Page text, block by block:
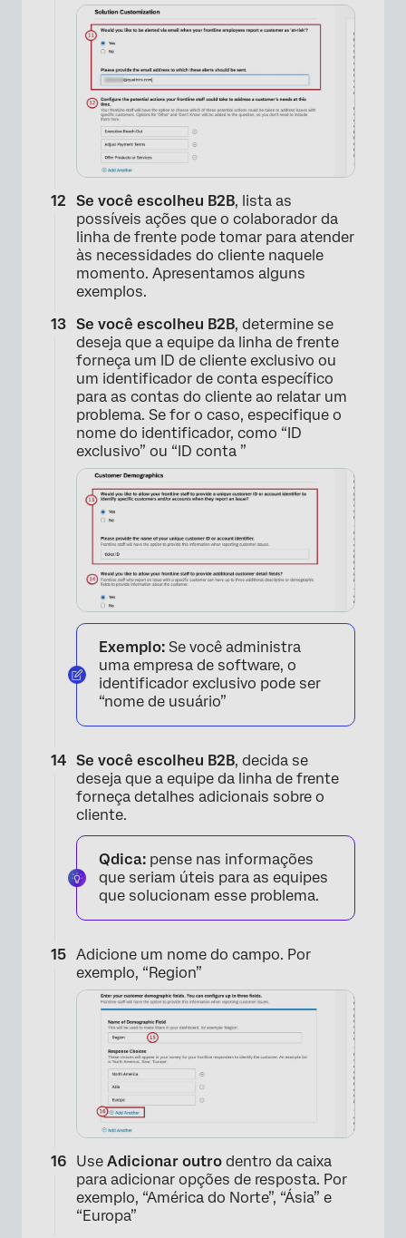
Se você escolheu B2B, lista as
possíveis ações que o colaborador da
linha de frente pode tomar para atender
às necessidades do cliente naquele
momento. Apresentamos alguns
exemplos.
Se você escolheu B2B, determine se
deseja que a equipe da linha de frente
forneça um ID de cliente exclusivo ou
um identificador de conta específico
para as contas do cliente ao relatar um
problema. Se for o caso, especifique o
nome do identificador, como “ID
exclusivo” ou “ID conta ”
Exemplo: Se você administra
uma empresa de software, o
identificador exclusivo pode ser
“nome de usuário”
Se você escolheu B2B, decida se
deseja que a equipe da linha de frente
forneça detalhes adicionais sobre o
cliente.
Qdica: pense nas informações
que seriam úteis para as equipes
que solucionam esse problema.
Adicione um nome do campo. Por
exemplo, “Region”
Use Adicionar outro dentro da caixa
para adicionar opções de resposta. Por
exemplo, “América do Norte”, “Ásia” e
“Europa”